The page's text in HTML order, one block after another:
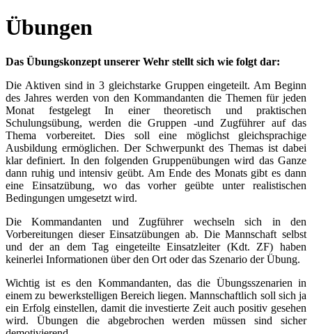
Übungen
Das Übungskonzept unserer Wehr stellt sich wie folgt dar:
Die Aktiven sind in 3 gleichstarke Gruppen eingeteilt. Am Beginn
des Jahres werden von den Kommandanten die Themen für jeden
Monat festgelegt In einer theoretisch und praktischen
Schulungsübung, werden die Gruppen -und Zugführer auf das
Thema vorbereitet. Dies soll eine möglichst gleichsprachige
Ausbildung ermöglichen. Der Schwerpunkt des Themas ist dabei
klar definiert. In den folgenden Gruppenübungen wird das Ganze
dann ruhig und intensiv geübt. Am Ende des Monats gibt es dann
eine Einsatzübung, wo das vorher geübte unter realistischen
Bedingungen umgesetzt wird.
Die Kommandanten und Zugführer wechseln sich in den
Vorbereitungen dieser Einsatzübungen ab. Die Mannschaft selbst
und der an dem Tag eingeteilte Einsatzleiter (Kdt. ZF) haben
keinerlei Informationen über den Ort oder das Szenario der Übung.
Wichtig ist es den Kommandanten, das die Übungsszenarien in
einem zu bewerkstelligen Bereich liegen. Mannschaftlich soll sich ja
ein Erfolg einstellen, damit die investierte Zeit auch positiv gesehen
wird. Übungen die abgebrochen werden müssen sind sicher